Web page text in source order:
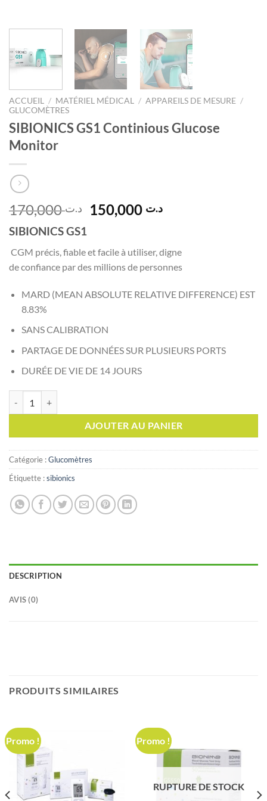
ACCUEIL / MATÉRIEL MÉDICAL / APPAREILS DE MESURE /
GLUCOMÈTRES
SIBIONICS GS1 Continious Glucose
Monitor
د.ت170,000
Le
prix
était :
د.ت 170,000.
د.تLe
est :
SIBIONICS GS1
CGM précis, fiable et facile à utiliser, digne
de confiance par des millions de personnes
MARD (MEAN ABSOLUTE RELATIVE DIFFERENCE) EST
8.83%
SANS CALIBRATION
PARTAGE DE DONNÉES SUR PLUSIEURS PORTS
DURÉE DE VIE DE 14 JOURS
AJOUTER AU PANIER
Catégorie :Glucomètres
Étiquette :sibionics
DESCRIPTION
AVIS (0)
PRODUITS SIMILAIRES
Promo ! Promo !
RUPTURE DE STOCK